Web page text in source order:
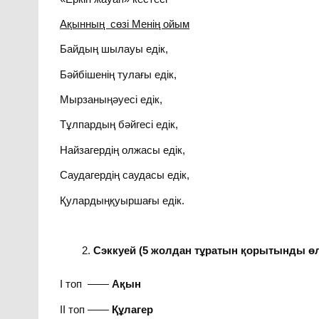
Ақынның сөзі Менің ойым
Байдың шылауы едік,
Бәйбішенің тулағы едік,
Мырзаныңәуесі едік,
Тұлпардың бәйгесі едік,
Найзагердің олжасы едік,
Саудагердің саудасы едік,
Қулардыңқуыршағы едік.
Сэккуей (5 жолдан тұратын қорытынды
І топ —— Ақын
ІІ топ —— Құлагер